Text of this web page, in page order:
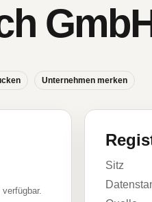
Unternehmen merken
Sitz